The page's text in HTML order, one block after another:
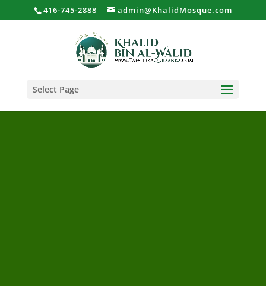
416-745-2888 admin@KhalidMosque.com
Select Page